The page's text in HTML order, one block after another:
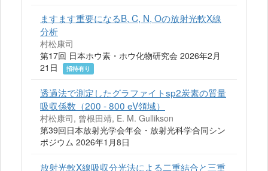
ますます重要になるB, C, N, Oの放射光軟X線
分析
村松康司
第17回 日本ホウ素・ホウ化物研究会 2026年2月
21日
招待有り
透過法で測定したグラファイトsp2炭素の質量
吸収係数（200 - 800 eV領域）
村松康司, 曾根田靖, E. M. Gullikson
第39回日本放射光学会年会・放射光科学合同シン
ポジウム 2026年1月8日
放射光軟X線吸収分光法による二重結合と三重